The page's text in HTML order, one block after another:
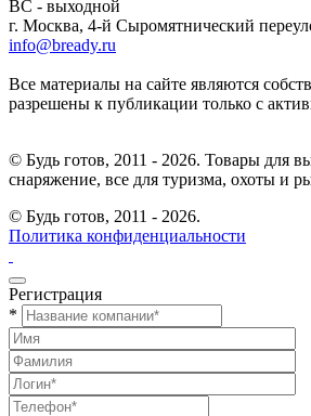
ВС - выходной
г. Москва, 4-й Сыромятнический
info@bready.ru
Все материалы на сайте являются
разрешены к публикации только с
© Будь готов, 2011 - 2026. Товары для
снаряжение, все для туризма, охоты и
© Будь готов, 2011 - 2026.
Политика конфиденциальности
Регистрация
*